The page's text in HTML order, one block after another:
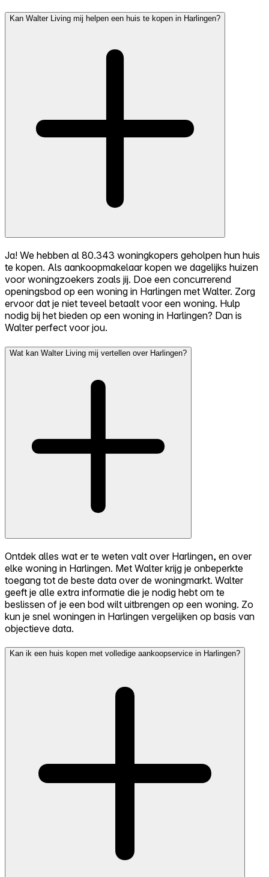
Kan Walter Living mij helpen een huis te kopen in Harlingen?
Ja! We hebben al 80.343 woningkopers geholpen hun huis
te kopen. Als aankoopmakelaar kopen we dagelijks huizen
voor woningzoekers zoals jij. Doe een concurrerend
openingsbod op een woning in Harlingen met Walter. Zorg
ervoor dat je niet teveel betaalt voor een woning. Hulp
nodig bij het bieden op een woning in Harlingen? Dan is
Walter perfect voor jou.
Wat kan Walter Living mij vertellen over Harlingen?
Ontdek alles wat er te weten valt over Harlingen, en over
elke woning in Harlingen. Met Walter krijg je onbeperkte
toegang tot de beste data over de woningmarkt. Walter
geeft je alle extra informatie die je nodig hebt om te
beslissen of je een bod wilt uitbrengen op een woning. Zo
kun je snel woningen in Harlingen vergelijken op basis van
objectieve data.
Kan ik een huis kopen met volledige aankoopservice in Harlingen?